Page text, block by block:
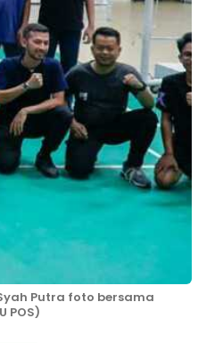
Putra foto bersama
POS)